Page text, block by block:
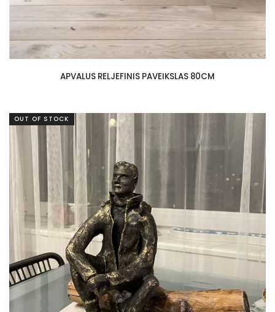
APVALUS RELJEFINIS PAVEIKSLAS 80CM
OUT OF STOCK